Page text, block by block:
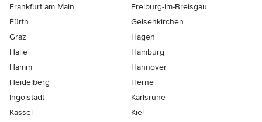
Frankfurt am Main
Freiburg-im-Breisgau
Fürth
Gelsenkirchen
Graz
Hagen
Halle
Hamburg
Hamm
Hannover
Heidelberg
Herne
Ingolstadt
Karlsruhe
Kassel
Kiel